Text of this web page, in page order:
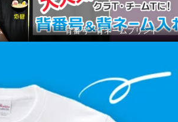
背番号・背ネームプリント